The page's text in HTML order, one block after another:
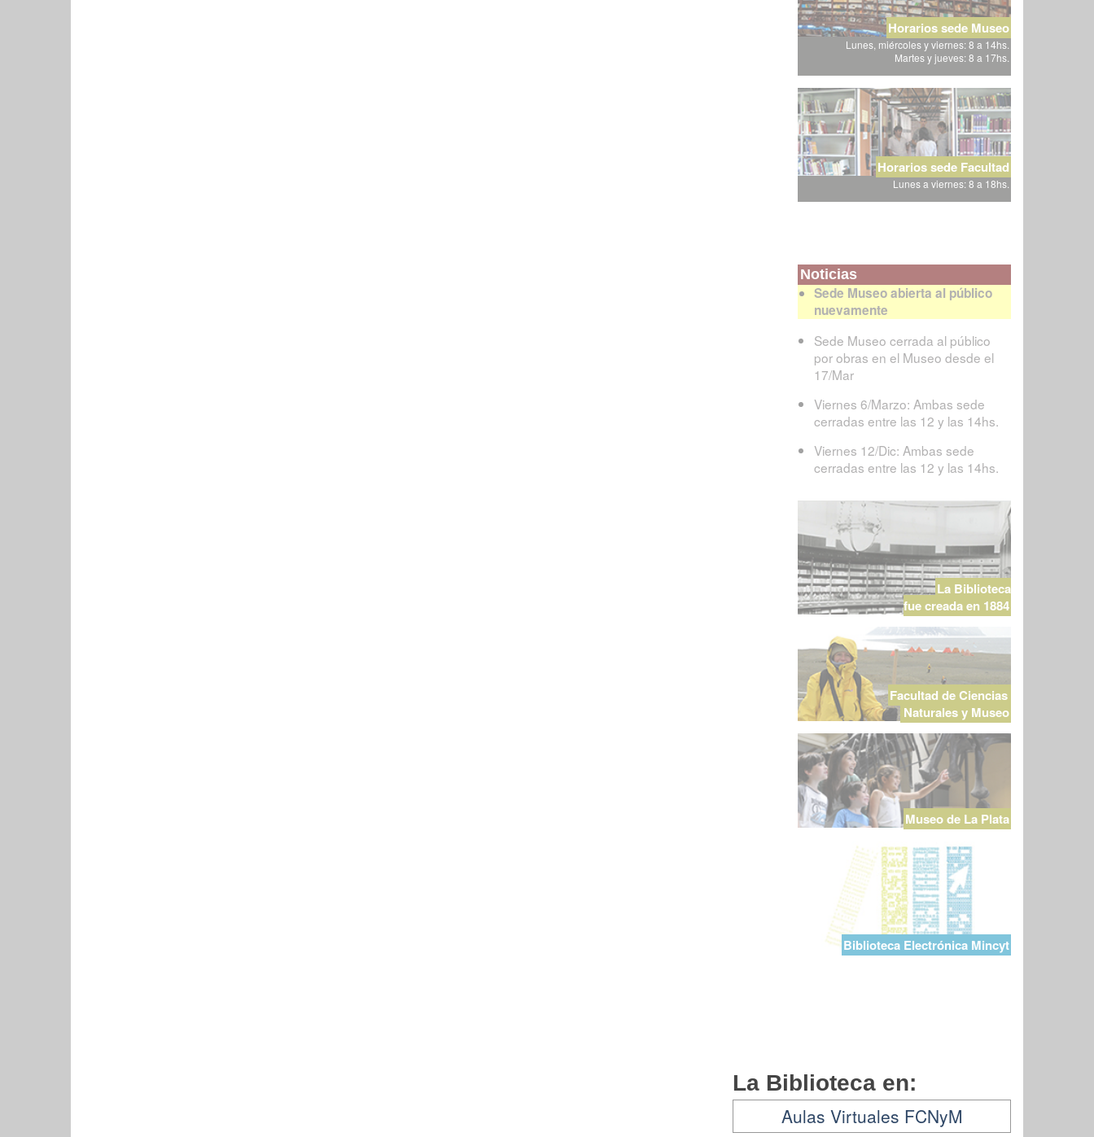
Horarios sede Museo
Lunes, miércoles y viernes: 8 a 14hs.
Martes y jueves: 8 a 17hs.
Horarios sede Facultad
Lunes a viernes: 8 a 18hs.
Noticias
Sede Museo abierta al público
nuevamente
Sede Museo cerrada al público
por obras en el Museo desde el
17/Mar
Viernes 6/Marzo: Ambas sede
cerradas entre las 12 y las 14hs.
Viernes 12/Dic: Ambas sede
cerradas entre las 12 y las 14hs.
La Biblioteca
fue creada en 1884
Facultad de Ciencias
Naturales y Museo
Museo de La Plata
Biblioteca Electrónica Mincyt
La Biblioteca en:
Aulas Virtuales FCNyM